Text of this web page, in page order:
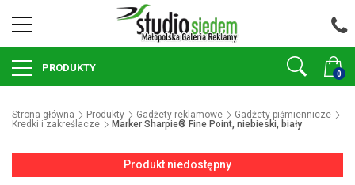
0
PRODUKTY
Strona główna Produkty Gadżety reklamowe
Gadżety piśmiennicze
Kredki i zakreślacze
Marker Sharpie® Fine Point, niebieski, biały
Produkt niedostępny